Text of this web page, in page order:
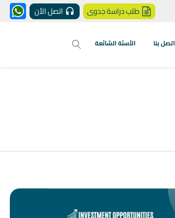
طلب دراسة جدوى اتصل الأن
اتصل بنا الأسئة الشائعة